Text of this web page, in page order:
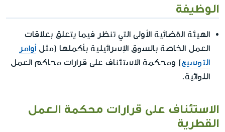
الوظيفة
الهيئة القضائية الأولى التي تنظر فيما يتعلق بعلاقات
العمل الخاصة بالسوق الإسرائيلية بأكملها (مثلأوامر
التوسيع) ومحكمة الاستئناف على قرارات محاكم العمل
اللوائية.
الاستئناف على قرارات محكمة العمل
القطرية